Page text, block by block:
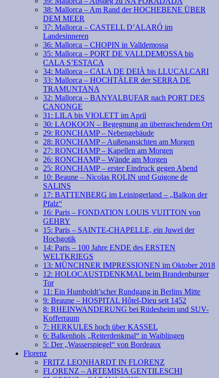
38: Mallorca – Am Rand der HOCHEBENE ÜBER
DEM MEER
37: Mallorca – CASTELL D’ALARÓ im
Landesinneren
36: Mallorca – CHOPIN in Valldemossa
35: Mallorca – PORT DE VALLDEMOSSA bis
CALA S’ESTACA
34: Mallorca – CALA DE DEIÀ bis LLUCALCARI
33: Mallorca – HOCHTÄLER der SERRA DE
TRAMUNTANA
32: Mallorca – BANYALBUFAR nach PORT DES
CANONGE
31: LILA bis VIOLETT im April
30: LAOKOON – Begegnung an überraschendem Ort
29: RONCHAMP – Nebengebäude
28: RONCHAMP – Außenansichten am Morgen
27: RONCHAMP – Kapellen am Morgen
26: RONCHAMP – Wände am Morgen
25: RONCHAMP – erster Eindruck gegen Abend
10: Beaune – Nicolas ROLIN und Guigone de
SALINS
17: BATTENBERG im Leiningerland – „Balkon der
Pfalz“
16: Paris – FONDATION LOUIS VUITTON von
GEHRY
15: Paris – SAINTE-CHAPELLE, ein Juwel der
Hochgotik
14: Paris – 100 Jahre ENDE des ERSTEN
WELTKRIEGS
13: MÜNCHNER IMPRESSIONEN im Oktober 2018
12: HOLOCAUSTDENKMAL beim Brandenburger
Tor
11: Ein Humboldt’scher Rundgang in Berlins Mitte
9: Beaune – HOSPITAL Hôtel-Dieu seit 1452
8: RHEINWANDERUNG bei Rüdesheim und SUV-
Kofferraum
7: HERKULES hoch über KASSEL
6: Balkenhols „Reiterdenkmal“ in Waiblingen
5: Der „Wasserspiegel“ von Bordeaux
Florenz
FRITZ LEONHARDT IN FLORENZ
FLORENZ – ARTEMISIA GENTILESCHI